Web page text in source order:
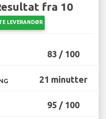
fra 10
LEVERANDØR
83 / 100
21 minutter
95 / 100